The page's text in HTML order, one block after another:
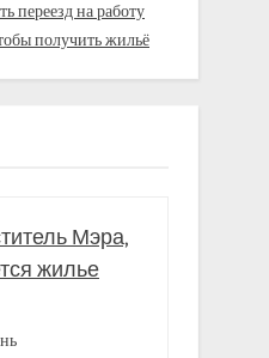
переезд на работу
получить жильё
Мэра,
жилье